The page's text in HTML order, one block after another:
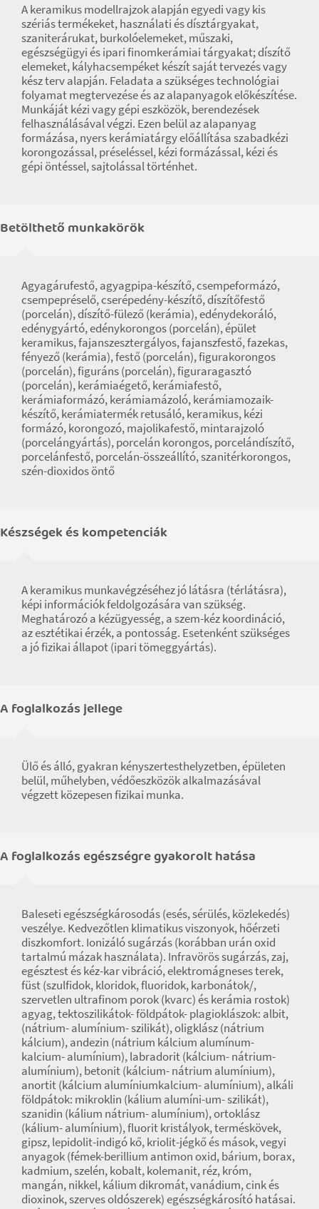
A keramikus modellrajzok alapján egyedi vagy kis
szériás termékeket, használati és dísztárgyakat,
szaniterárukat, burkolóelemeket, műszaki,
egészségügyi és ipari finomkerámiai tárgyakat; díszítő
elemeket, kályhacsempéket készít saját tervezés vagy
kész terv alapján. Feladata a szükséges technológiai
folyamat megtervezése és az alapanyagok előkészítése.
Munkáját kézi vagy gépi eszközök, berendezések
felhasználásával végzi. Ezen belül az alapanyag
formázása, nyers kerámiatárgy előállítása szabadkézi
korongozással, préseléssel, kézi formázással, kézi és
gépi öntéssel, sajtolással történhet.
Betölthető munkakörök
Agyagárufestő, agyagpipa-készítő, csempeformázó,
csempepréselő, cserépedény-készítő, díszítőfestő
(porcelán), díszítő-fülező (kerámia), edénydekoráló,
edénygyártó, edénykorongos (porcelán), épület
keramikus, fajanszesztergályos, fajanszfestő, fazekas,
fényező (kerámia), festő (porcelán), figurakorongos
(porcelán), figuráns (porcelán), figuraragasztó
(porcelán), kerámiaégető, kerámiafestő,
kerámiaformázó, kerámiamázoló, kerámiamozaik-
készítő, kerámiatermék retusáló, keramikus, kézi
formázó, korongozó, majolikafestő, mintarajzoló
(porcelángyártás), porcelán korongos, porcelándíszítő,
porcelánfestő, porcelán-összeállító, szanitérkorongos,
szén-dioxidos öntő
Készségek és kompetenciák
A keramikus munkavégzéséhez jó látásra (térlátásra),
képi információk feldolgozására van szükség.
Meghatározó a kézügyesség, a szem-kéz koordináció,
az esztétikai érzék, a pontosság. Esetenként szükséges
a jó fizikai állapot (ipari tömeggyártás).
A foglalkozás jellege
Ülő és álló, gyakran kényszertesthelyzetben, épületen
belül, műhelyben, védőeszközök alkalmazásával
végzett közepesen fizikai munka.
A foglalkozás egészségre gyakorolt hatása
Baleseti egészségkárosodás (esés, sérülés, közlekedés)
veszélye. Kedvezőtlen klimatikus viszonyok, hőérzeti
diszkomfort. Ionizáló sugárzás (korábban urán oxid
tartalmú mázak használata). Infravörös sugárzás, zaj,
egésztest és kéz-kar vibráció, elektromágneses terek,
füst (szulfidok, kloridok, fluoridok, karbonátok/,
szervetlen ultrafinom porok (kvarc) és kerámia rostok)
agyag, tektoszilikátok- földpátok- plagioklászok: albit,
(nátrium- alumínium- szilikát), oligklász (nátrium
kálcium), andezin (nátrium kálcium alumínum-
kalcium- alumínium), labradorit (kálcium- nátrium-
alumínium), betonit (kálcium- nátrium alumínium),
anortit (kálcium alumíniumkalcium- alumínium), alkáli
földpátok: mikroklin (kálium alumíni-um- szilikát),
szanidin (kálium nátrium- alumínium), ortoklász
(kálium- alumínium), fluorit kristályok, terméskövek,
gipsz, lepidolit-indigó kő, kriolit-jégkő és mások, vegyi
anyagok (fémek-berillium antimon oxid, bárium, borax,
kadmium, szelén, kobalt, kolemanit, réz, króm,
mangán, nikkel, kálium dikromát, vanádium, cink és
dioxinok, szerves oldószerek) egészségkárosító hatásai.